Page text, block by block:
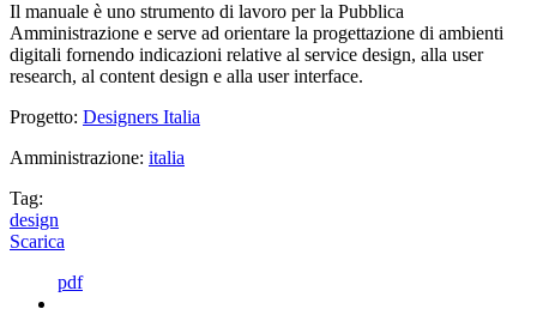
Il manuale è uno strumento di lavoro per la Pubblica
Amministrazione e serve ad orientare la progettazione di ambienti
digitali fornendo indicazioni relative al service design, alla user
research, al content design e alla user interface.
Progetto: Designers Italia
Amministrazione: italia
Tag:
design
Scarica
pdf